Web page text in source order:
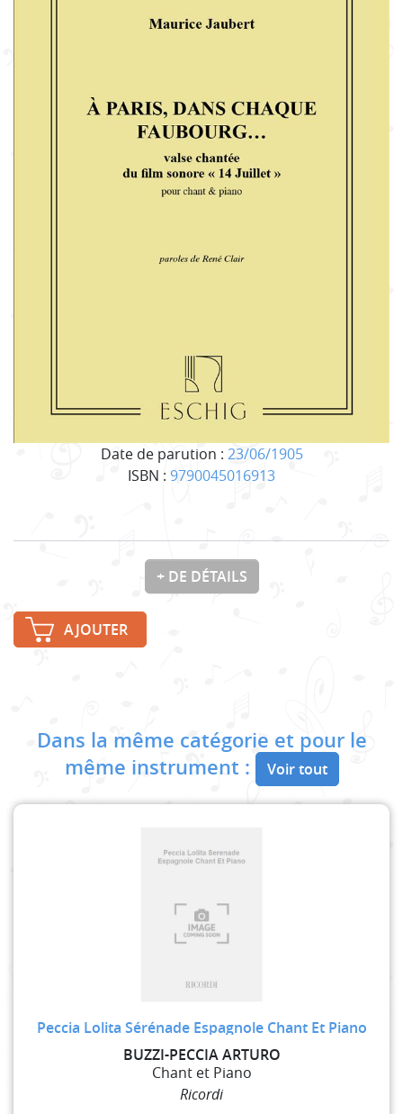
Date de parution : 23/06/1905
ISBN : 9790045016913
+ DE DÉTAILS
AJOUTER
Dans la même catégorie et pour le
même instrument :
Voir tout
Peccia Lolita Sérénade Espagnole Chant Et Piano
BUZZI-PECCIA ARTURO
Chant et Piano
Ricordi